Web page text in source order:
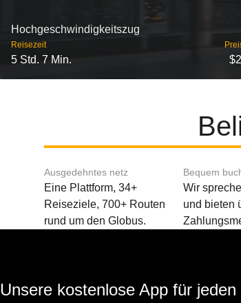
Hochgeschwindigkeitszug
Reisezeit
5 Std. 7 Min.
Ausgedehntes netz
Eine Plattform, 34+
Reiseziele, 700+ Routen
rund um den Globus.
Bequem
Wir
und bieten
Unsere kostenlose App für